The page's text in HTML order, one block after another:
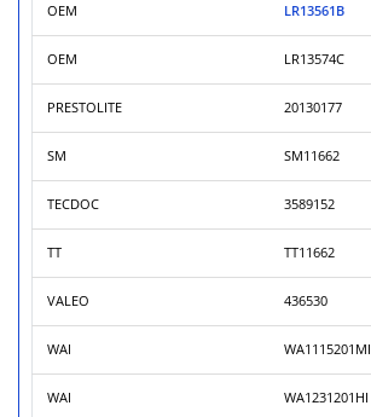
OEM LR13561B
OEM LR13574C
PRESTOLITE 20130177
SM SM11662
TECDOC 3589152
TT TT11662
VALEO 436530
WAI WA1115201MI
WAI WA1231201HI